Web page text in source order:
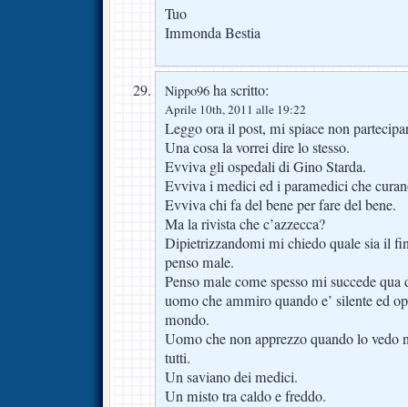
Tuo
Immonda Bestia
Nippo96 ha scritto:
Aprile 10th, 2011 alle 19:22
Leggo ora il post, mi spiace non
Una cosa la vorrei dire lo stesso.
Evviva gli ospedali di Gino Starda.
Evviva i medici ed i paramedici che
Evviva chi fa del bene per fare del bene.
Ma la rivista che c’azzecca?
Dipietrizzandomi mi chiedo quale sia il
penso male.
Penso male come spesso mi succede qua
uomo che ammiro quando e’ silente ed
mondo.
Uomo che non apprezzo quando lo vedo
tutti.
Un saviano dei medici.
Un misto tra caldo e freddo.